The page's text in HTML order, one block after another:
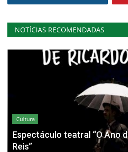
NOTÍCIAS RECOMENDADAS
Cultura
Espectáculo teatral “O Ano
Reis”